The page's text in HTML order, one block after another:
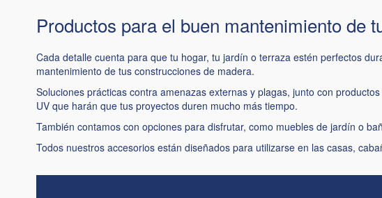
Productos para el buen mantenimiento de
Cada detalle cuenta para que tu hogar, tu jardín o terraza estén perfectos
mantenimiento de tus construcciones de madera.
Soluciones prácticas contra amenazas externas y plagas, junto con
UV que harán que tus proyectos duren mucho más tiempo.
También contamos con opciones para disfrutar, como muebles de jardín o
Todos nuestros accesorios están diseñados para utilizarse en las casas,